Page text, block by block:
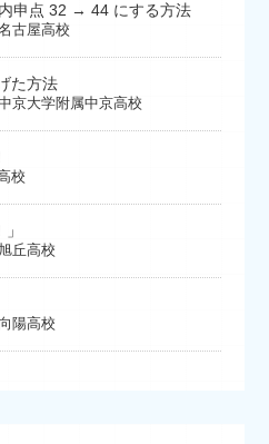
申点 32 → 44 にする方法
古屋高校
た方法
京大学附属中京高校
校
丘高校
向陽高校